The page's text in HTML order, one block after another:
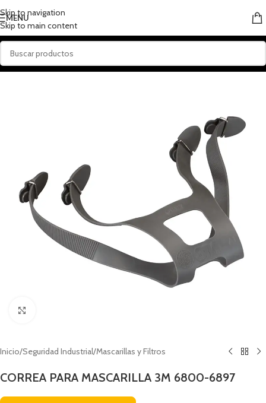
Skip to navigation
Skip to main content
MENU
Inicio/Seguridad Industrial/Mascarillas y Filtros
CORREA PARA MASCARILLA 3M 6800-6897